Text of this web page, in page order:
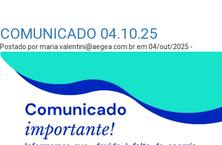
COMUNICADO 04.10.25
Postado pormaria.valentini@aegea.com.brem 04/out/2025 -